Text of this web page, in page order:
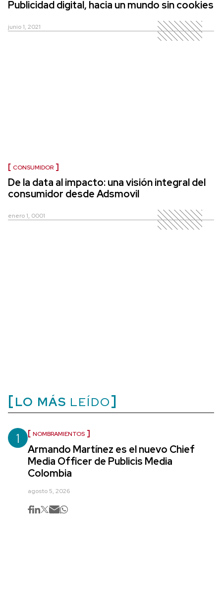
Publicidad digital, hacia un mundo sin cookies
junio 1, 2021
CONSUMIDOR
De la data al impacto: una visión integral del
consumidor desde Adsmovil
enero 1, 0001
LO MÁS LEÍDO
1 NOMBRAMIENTOS
Armando Martínez es el nuevo Chief
Media Officer de Publicis Media
Colombia
agosto 5, 2026